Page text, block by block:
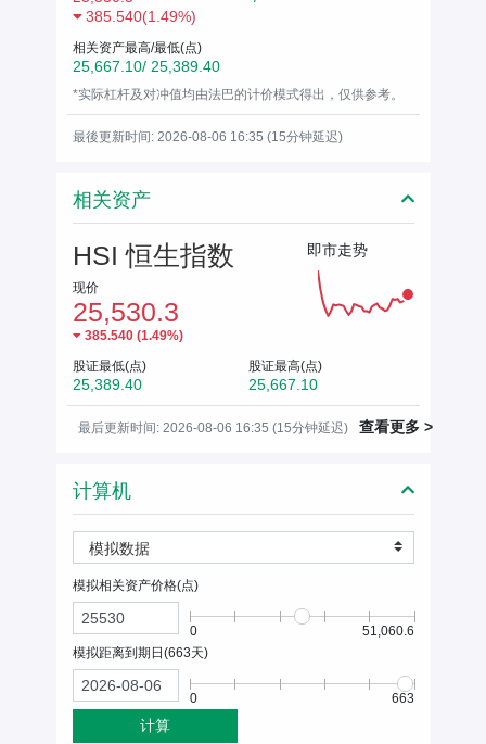
385.540(1.49%)
相关资产最高/最低(点)
25,667.10/ 25,389.40
*实际杠杆及对冲值均由法巴的计价模式得出，仅供参考。
最後更新时间: 2026-08-06 16:35 (15分钟延迟)
相关资产
HSI 恒生指数
现价
25,530.3
385.540(1.49%)
即市走势
股证最低(点)
25,389.40
股证最高(点)
25,667.10
最后更新时间: 2026-08-06 16:35 (15分钟延迟) 查看更多 >
计算机
模拟数据
模拟相关资产价格(点)
0
51,060.6
模拟距离到期日(663天)
0 663
计算